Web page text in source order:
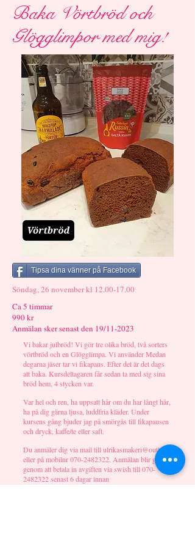
Baka Vörtbröd och
Glögglimpor med mig!
Tipsa dina vänner på Facebook
Söndag, 26 november kl 12.00-17.00
Ca 5 timmar
990 kr
Anmälan sker senast den 19/11-2023
Vi bakar julbröd! Vi gör tre olika bröd, två sorters
vörtbröd och en Glögglimpa. Vi använder Medan
degarna jäser tar vi fikapaus. Efter det är det dags
att baka. Kursdeltagaren får sedan ta med sig sina
bröd hem, 4 stycken var.
Var hel och ren, ha uppsatt hår om du har långt hår,
ha på dig gärna ljusa, luddfria kläder. Under
kursens gång bjuder jag på smörgås till fikapausen
och dryck, kaffe/te eller saft.
Du anmäler dig via mail till ulrikasmakeri@outlook
eller på mobilnr070-2482322. Anmälan blir giltig
genom att betala in avgiften via swish till 070-
2482322senast 6 dagar innan